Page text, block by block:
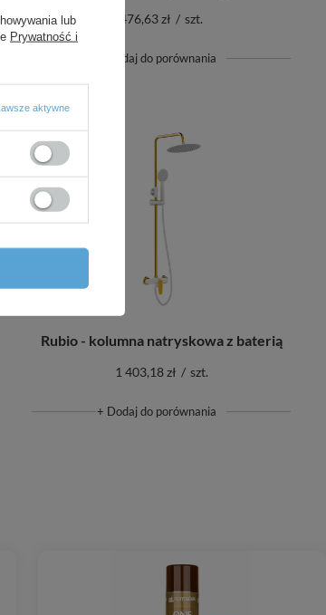
476,63 zł / szt.
+ Dodaj do porównania
Rubio - kolumna natryskowa z baterią
1 403,18 zł / szt.
+ Dodaj do porównania
lub
Prywatność i
aktywne